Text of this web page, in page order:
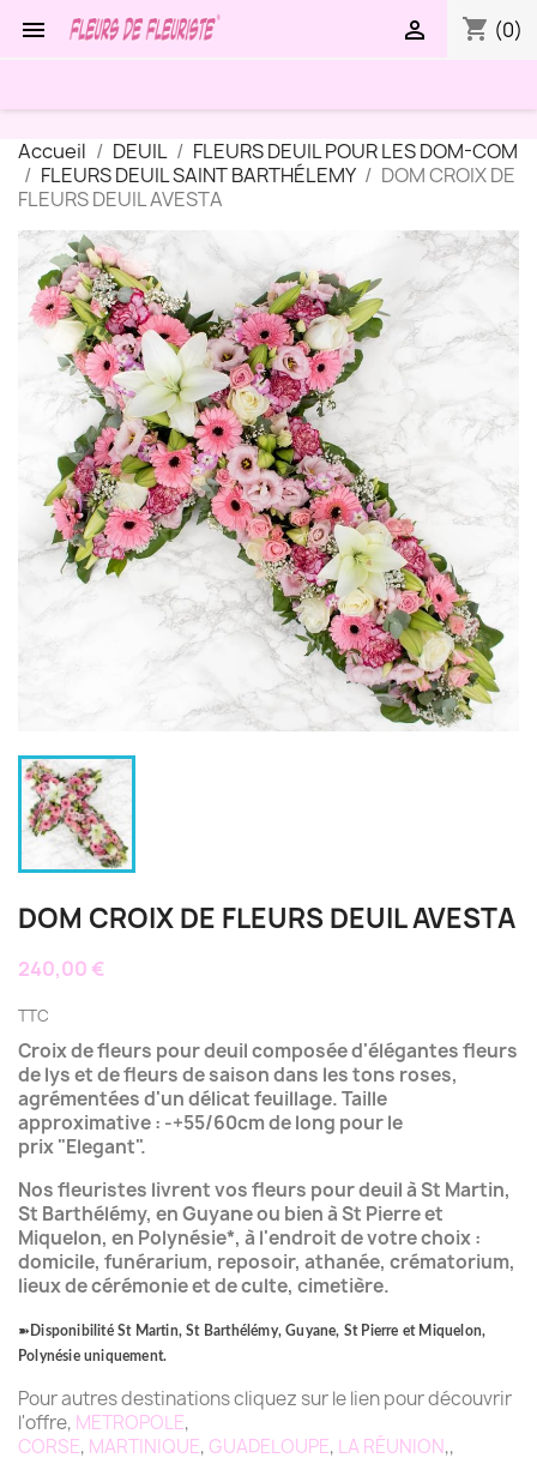
 shopping_cart (0)

Accueil DEUIL
FLEURS DEUIL POUR LES DOM-COM
FLEURS DEUIL SAINT BARTHÉLEMY
DOM CROIX DE
FLEURS DEUIL AVESTA
DOM CROIX DE FLEURS DEUIL AVESTA
240,00 €
TTC
Croix de fleurs pour deuil composée d'élégantes fleurs
de lys et de fleurs de saison dans les tons roses,
agrémentées d'un délicat feuillage.Taille
approximative : -+55/60cm de long pour le
prix"Elegant".
Nos fleuristes livrent vos fleurs pour deuil à St Martin,
St Barthélémy, en Guyane ou bien à St Pierre et
Miquelon, en Polynésie*, à l'endroit de votre choix :
domicile, funérarium, reposoir, athanée, crématorium,
lieux de cérémonie et de culte, cimetière.
➽ Disponibilité St Martin, St Barthélémy, Guyane, St Pierre et Miquelon,
Polynésie uniquement.
Pour autres destinations cliquez sur le lien pour découvrir
l'offre, METROPOLE,
CORSE, MARTINIQUE, GUADELOUPE, LA RÉUNION,,